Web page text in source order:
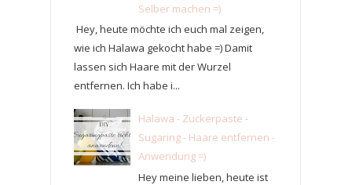
Selber machen =)
Hey, heute möchte ich euch mal zeigen,
wie ich Halawa gekocht habe =) Damit
lassen sich Haare mit der Wurzel
entfernen. Ich habe i...
Halawa - Zuckerpaste -
Sugaring - Haare entfernen -
Anwendung =)
Hey meine lieben, heute ist